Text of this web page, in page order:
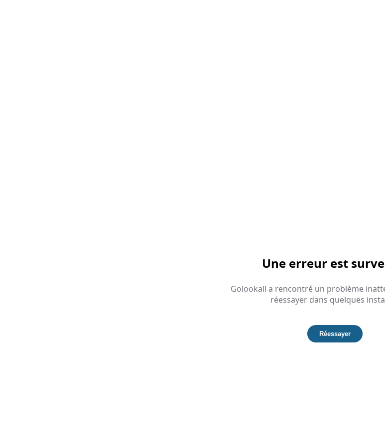
Une erreur est
Golookall a rencontré un problème
réessayer dans quelques
Réessayer